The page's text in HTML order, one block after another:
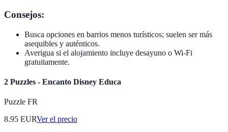
Consejos:
Busca opciones en barrios menos turísticos; suelen ser más
asequibles y auténticos.
Averigua si el alojamiento incluye desayuno o Wi-Fi
gratuitamente.
2 Puzzles - Encanto Disney Educa
Puzzle FR
8.95 EURVer el precio